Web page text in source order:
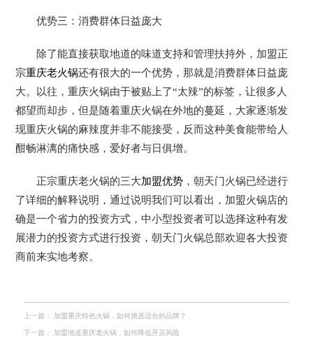
优势三：消费群体日益庞大
除了能直接获取地道的味道支持和管理扶持外，加盟正
宗重庆老火锅还有很大的一个优势，那就是消费群体日益庞
大。以往，重庆火锅由于被贴上了“太辣”的标签，让很多人
都望而却步，但是随着重庆火锅在外地的蔓延，大家逐渐发
现重庆火锅的麻辣度并非不能接受，反而这种美食能带给人
酣畅淋漓的痛快感，爱好者与日俱增。
正宗重庆老火锅的三大加盟优势 ，朝天门火锅已经进行
了详细的解释说明，通过说明我们可以看出，加盟火锅店的
确是一个省力的投资方式，中小型投资者可以选择这种有发
展潜力的投资方式进行投资，朝天门火锅总部欢迎各大投资
商前来实地考察。
上一篇： 加盟重庆特色火锅，如何挑选适合的品牌？
下一篇： 加盟地道重庆老火锅，如何降低开店风险